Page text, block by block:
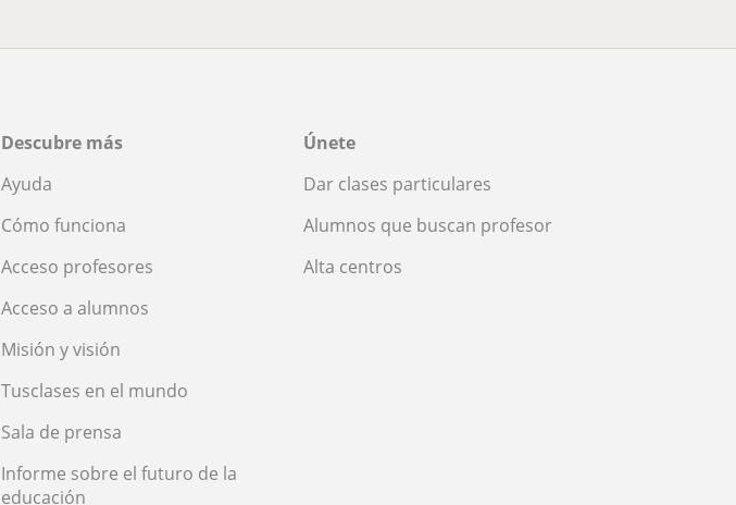
Descubre más
Ayuda
Cómo funciona
Acceso profesores
Acceso a alumnos
Misión y visión
Tusclases en el mundo
Sala de prensa
Informe sobre el futuro de la
educación
Únete
Dar clases particulares
Alumnos que buscan profesor
Alta centros